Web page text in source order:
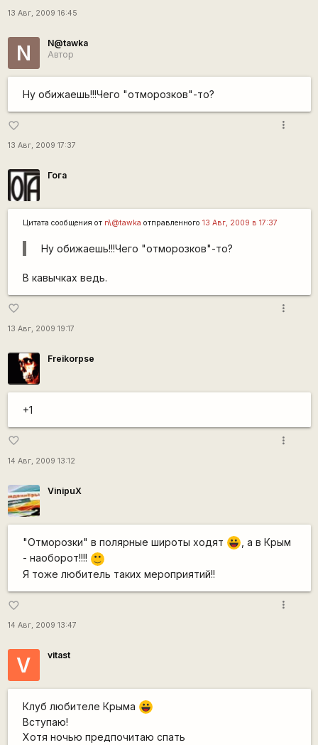
13 Авг, 2009 16:45
N
N@tawka
Автор
Ну обижаешь!!!Чего "отморозков"-то?
favorite_border
13 Авг, 2009 17:37
more_vert
Гога
Цитата сообщения от n\@tawka отправленного 13 Авг, 2009 в 17:37
Ну обижаешь!!!Чего "отморозков"-то?
В кавычках ведь.
favorite_border
13 Авг, 2009 19:17
more_vert
Freikorpse
+1
favorite_border
14 Авг, 2009 13:12
more_vert
VinipuX
"Отморозки" в полярные широты ходят |-)) , а в Крым
- наоборот!!!!
:)
Я тоже любитель таких мероприятий!!
favorite_border
14 Авг, 2009 13:47
more_vert
V vitast
Клуб любителе Крыма |-))
Вступаю!
Хотя ночью предпочитаю спать